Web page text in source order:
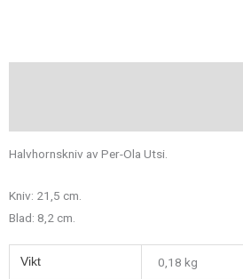
Halvhornskniv av Per-Ola Utsi.
Kniv: 21,5 cm.
Blad: 8,2 cm.
Vikt 0,18 kg